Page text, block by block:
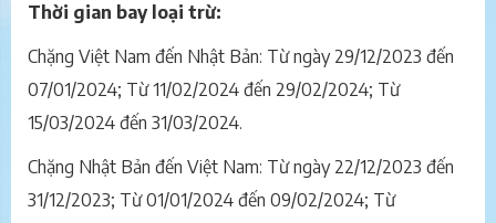
Thời gian bay loại trừ:
Chặng Việt Nam đến Nhật Bản: Từ ngày 29/12/2023 đến
07/01/2024; Từ 11/02/2024 đến 29/02/2024; Từ
15/03/2024 đến 31/03/2024.
Chặng Nhật Bản đến Việt Nam: Từ ngày 22/12/2023 đến
31/12/2023; Từ 01/01/2024 đến 09/02/2024; Từ